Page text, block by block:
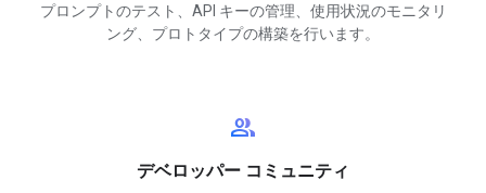
プロンプトのテスト、API キーの管理、使用状況のモニタリ
ング、プロトタイプの構築を行います。
group
デベロッパー コミュニティ